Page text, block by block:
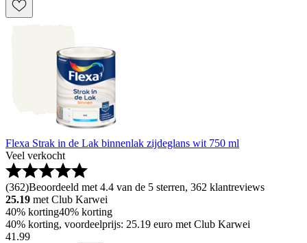
Flexa Strak in de Lak binnenlak zijdeglans wit 750 ml
Veel verkocht
(362)Beoordeeld met 4.4 van de 5 sterren, 362 klantreviews
25.19 met Club Karwei
40% korting40% korting
40% korting, voordeelprijs: 25.19 euro met Club Karwei
41 .99